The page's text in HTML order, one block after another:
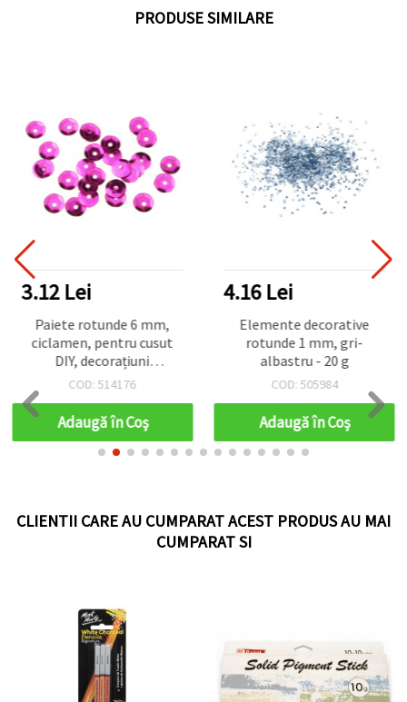
PRODUSE SIMILARE
3.12 Lei
Paiete rotunde 6 mm,
ciclamen, pentru cusut
DIY, decorațiuni
handmade, nuntă,
COD: 514176
Adaugă în Coş
4.16 Lei
Elemente decorative
rotunde 1 mm, gri-
albastru - 20 g
COD: 505984
Adaugă în Coş
CLIENTII CARE AU CUMPARAT ACEST PRODUS AU MAI
CUMPARAT SI